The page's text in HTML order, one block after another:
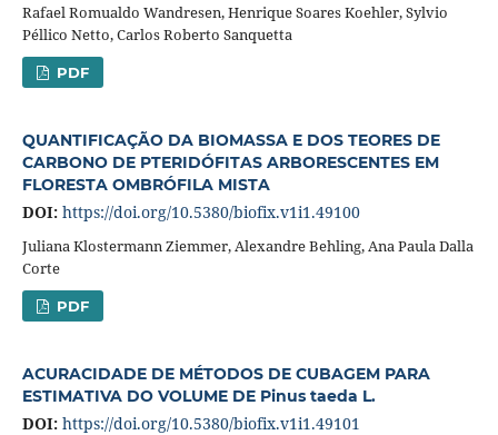
Rafael Romualdo Wandresen, Henrique Soares Koehler, Sylvio
Péllico Netto, Carlos Roberto Sanquetta
PDF
QUANTIFICAÇÃO DA BIOMASSA E DOS TEORES DE
CARBONO DE PTERIDÓFITAS ARBORESCENTES EM
FLORESTA OMBRÓFILA MISTA
DOI: https://doi.org/10.5380/biofix.v1i1.49100
Juliana Klostermann Ziemmer, Alexandre Behling, Ana Paula Dalla
Corte
PDF
ACURACIDADE DE MÉTODOS DE CUBAGEM PARA
ESTIMATIVA DO VOLUME DE Pinus taeda L.
DOI: https://doi.org/10.5380/biofix.v1i1.49101